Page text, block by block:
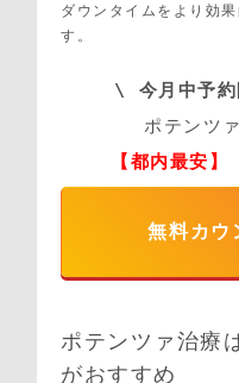
ダウンタイムをより効
す。
\ 今月中予
ポテンツ
【都内最安
無料カウ
ポテンツァ治療
がおすすめ